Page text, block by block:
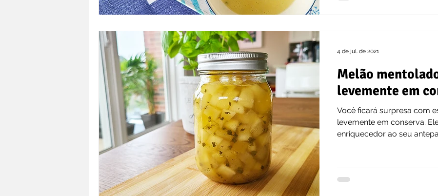
Melão
levemente em
Você ficará surpresa com
levemente em conserva.
enriquecedor ao seu
4 de jul. de 2021